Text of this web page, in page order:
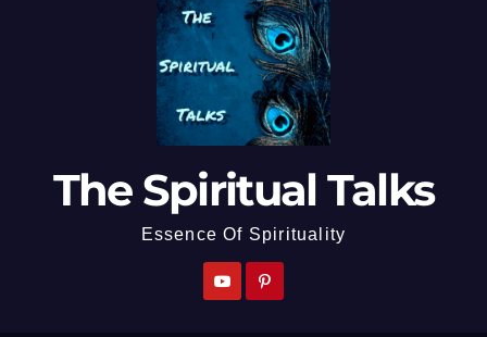
The Spiritual Talks
Essence Of Spirituality